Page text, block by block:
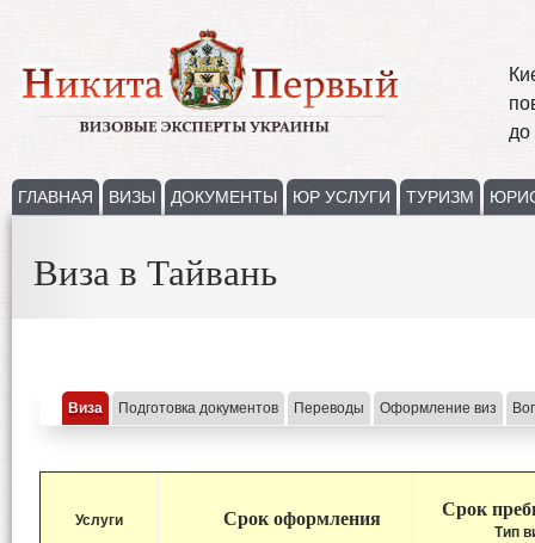
до
ГЛАВНАЯ ВИЗЫ ДОКУМЕНТЫ ЮР УСЛУГИ ТУРИЗМ
Виза в Тайвань
Виза Подготовка документов Переводы Оформление виз
Услуги Срок оформления Срок
Тип